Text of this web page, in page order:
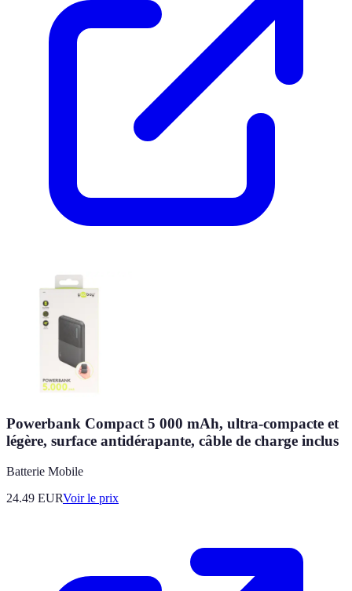
Powerbank Compact 5 000 mAh, ultra-compacte et
légère, surface antidérapante, câble de charge inclus
Batterie Mobile
24.49 EURVoir le prix